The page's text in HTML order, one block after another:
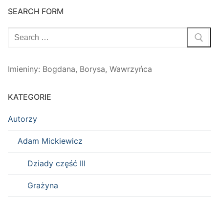
SEARCH FORM
Szukaj:
Imieniny: Bogdana, Borysa, Wawrzyńca
KATEGORIE
Autorzy
Adam Mickiewicz
Dziady część III
Grażyna